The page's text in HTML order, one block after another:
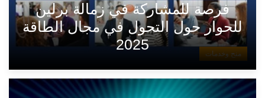
منح وخدمات
فرصة للمشاركة في زمالة برلين
للحوار حول التحول في مجال الطاقة
2025